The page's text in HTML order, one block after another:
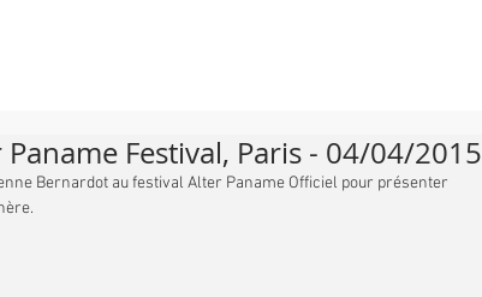
Festival, Paris - 04/04/2015
Bernardot au festival Alter Paname Officiel pour présenter